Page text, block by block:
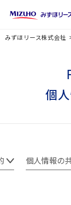
みずほリース株式会社
個
個人情報の